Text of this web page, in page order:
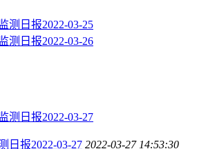
测日报2022-03-25
测日报2022-03-26
日报2022-03-27 2022-03-27 14:53:30